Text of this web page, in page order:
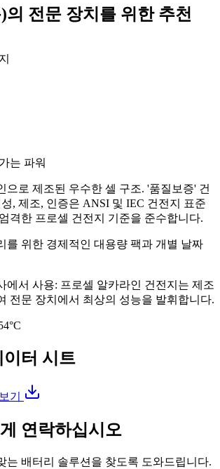
의 전문 장치를 위한 추천
는 파워
으로 제조된 우수한 셀 구조. '품질보증' 건
, 제조, 인증은 ANSI 및 IEC 건전지 표준
격한 프로셀 건전지 기준을 준수합니다.
를 위한 경제적인 대용량 팩과 개별 날짜
에서 사용: 프로셀 알카라인 건전지는 제조
전문 장치에서 최상의 성능을 발휘합니다.
터 시트
기
연락하십시오
는 배터리 솔루션을 찾도록 도와드립니다.